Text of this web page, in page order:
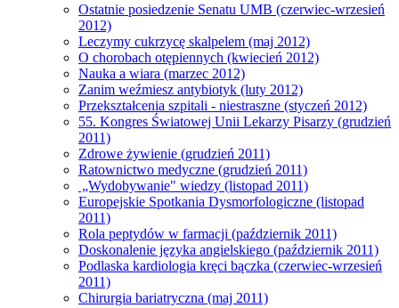
Ostatnie posiedzenie Senatu UMB (czerwiec-wrzesień
2012)
Leczymy cukrzycę skalpelem (maj 2012)
O chorobach otępiennych (kwiecień 2012)
Nauka a wiara (marzec 2012)
Zanim weźmiesz antybiotyk (luty 2012)
Przekształcenia szpitali - niestraszne (styczeń 2012)
55. Kongres Światowej Unii Lekarzy Pisarzy (grudzień
2011)
Zdrowe żywienie (grudzień 2011)
Ratownictwo medyczne (grudzień 2011)
„Wydobywanie" wiedzy (listopad 2011)
Europejskie Spotkania Dysmorfologiczne (listopad
2011)
Rola peptydów w farmacji (październik 2011)
Doskonalenie języka angielskiego (październik 2011)
Podlaska kardiologia kręci bączka (czerwiec-wrzesień
2011)
Chirurgia bariatryczna (maj 2011)